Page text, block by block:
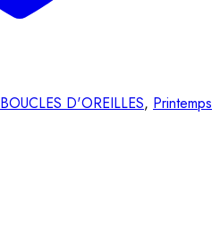
BOUCLES D'OREILLES, Printemps